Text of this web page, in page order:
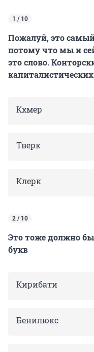
1 / 10
Пожалуй, это самый
потому что мы и
это слово.
Кхмер
Тверк
Клерк
2 / 10
Это тоже должно
букв
Кирибати
Бенилюкс